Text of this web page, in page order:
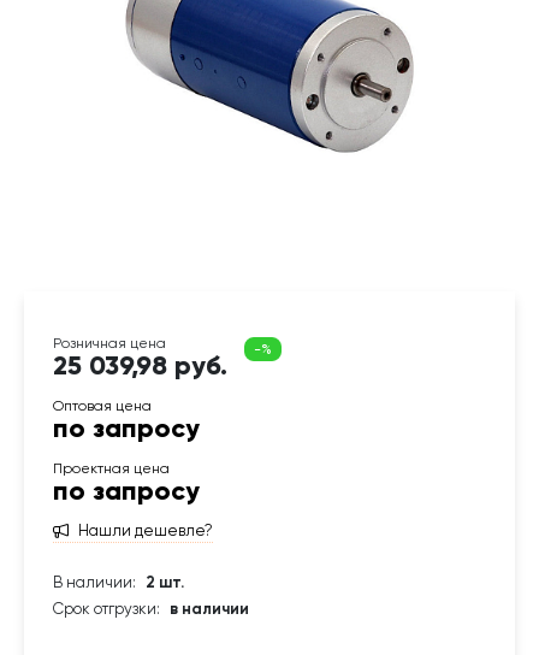
25 039,98 руб.
по запросу
по запросу
Нашли дешевле?
В наличии:
2 шт.
Срок отгрузки:
в наличии